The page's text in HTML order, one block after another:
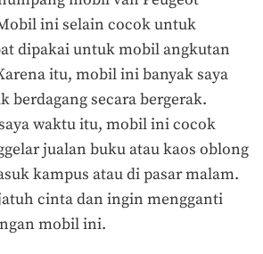
ini selain cocok untuk
dipakai untuk mobil angkutan
itu, mobil ini banyak saya
berdagang secara bergerak.
waktu itu, mobil ini cocok
jualan buku atau kaos oblong
kampus atau di pasar malam.
cinta dan ingin mengganti
mobil ini.